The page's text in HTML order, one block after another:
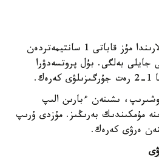
ەگەر مۇزداتقىشتىڭ قابىرعالارىندا مۇز قاباتى 1 سانتيمەتردەن
بەلگى. بۇل پروتسەدۋرا
ىشىنەن ءبارىن الىپ
مۇمكىندىك بەرىڭىز. مۇزدى ۇرىپ
ەرۋى كەرەك.